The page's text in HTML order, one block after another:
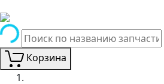
Корзина